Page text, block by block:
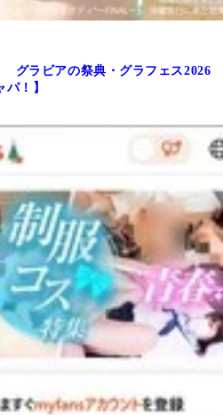
グラビアの祭典・グラフェス2026
！】